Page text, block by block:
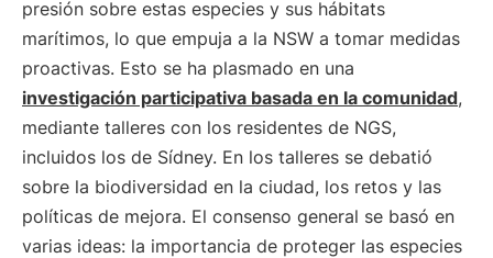
presión sobre estas especies y sus hábitats
marítimos, lo que empuja a la NSW a tomar medidas
proactivas. Esto se ha plasmado en una
investigación participativa basada en la comunidad,
mediante talleres con los residentes de NGS,
incluidos los de Sídney. En los talleres se debatió
sobre la biodiversidad en la ciudad, los retos y las
políticas de mejora. El consenso general se basó en
varias ideas: la importancia de proteger las especies